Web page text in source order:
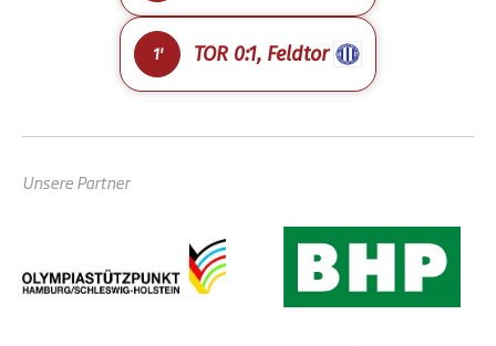
1' TOR 0:1, Feldtor
Unsere Partner